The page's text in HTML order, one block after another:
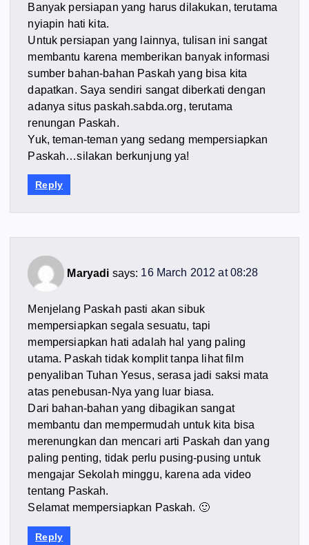
Banyak persiapan yang harus dilakukan, terutama
nyiapin hati kita.
Untuk persiapan yang lainnya, tulisan ini sangat
membantu karena memberikan banyak informasi
sumber bahan-bahan Paskah yang bisa kita
dapatkan. Saya sendiri sangat diberkati dengan
adanya situs paskah.sabda.org, terutama
renungan Paskah.
Yuk, teman-teman yang sedang mempersiapkan
Paskah…silakan berkunjung ya!
Reply
Maryadi says: 16 March 2012 at 08:28
Menjelang Paskah pasti akan sibuk
mempersiapkan segala sesuatu, tapi
mempersiapkan hati adalah hal yang paling
utama. Paskah tidak komplit tanpa lihat film
penyaliban Tuhan Yesus, serasa jadi saksi mata
atas penebusan-Nya yang luar biasa.
Dari bahan-bahan yang dibagikan sangat
membantu dan mempermudah untuk kita bisa
merenungkan dan mencari arti Paskah dan yang
paling penting, tidak perlu pusing-pusing untuk
mengajar Sekolah minggu, karena ada video
tentang Paskah.
Selamat mempersiapkan Paskah. 🙂
Reply